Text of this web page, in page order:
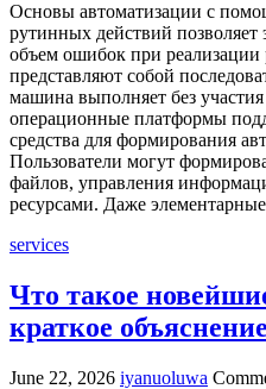
Основы автоматизации с
рутинных действий
объем ошибок при реализации
представляют собой
машина выполняет без
операционные платформы
средства для формирования
Пользователи могут
файлов, управления
ресурсами. Даже
services
Что такое
краткое объяснение
June 22, 2026 iyanuoluwa